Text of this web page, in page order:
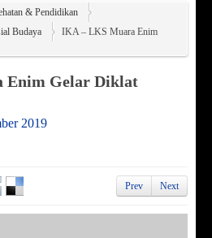
& Pendidikan
Budaya
IKA – LKS Muara Enim
Enim Gelar Diklat
2019
Prev Next